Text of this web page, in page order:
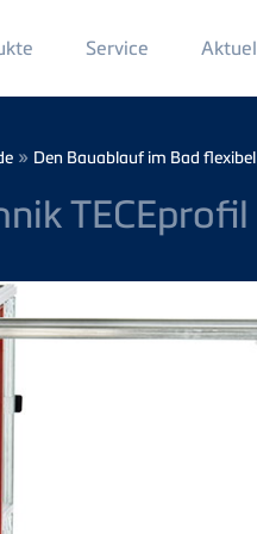
Service
» Den Bauablauf im Bad
TECEprofil